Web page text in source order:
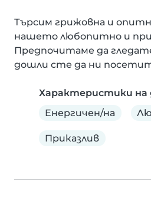
Търсим грижовна и
нашето любопитно и
Предпочитаме да
дошли сте да ни
Характеристики на
Енергичен/на
Приказлив